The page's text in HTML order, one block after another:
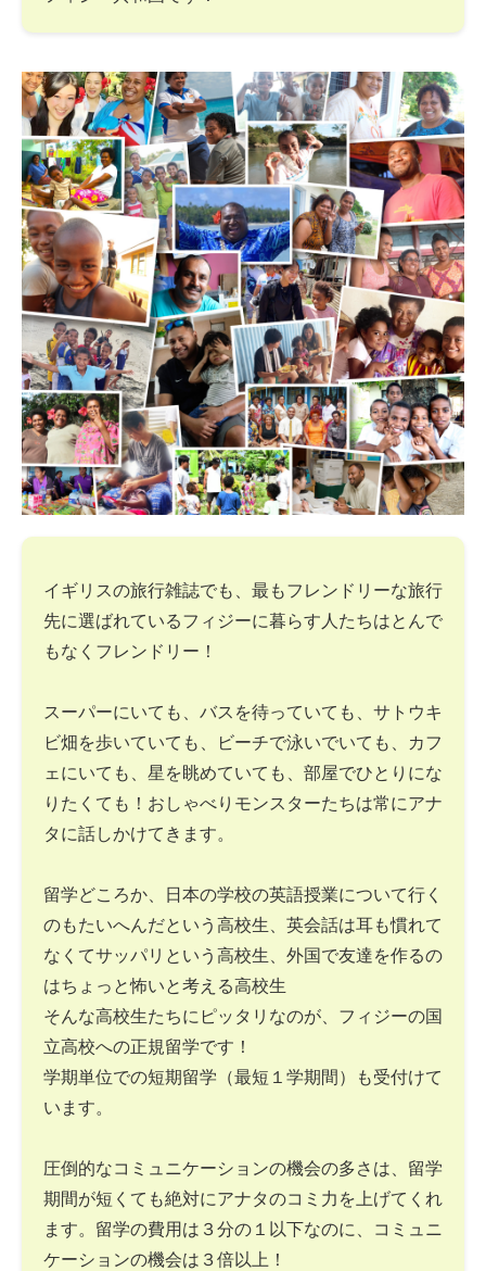
イギリスの旅行雑誌でも、最もフレンドリーな旅行
先に選ばれているフィジーに暮らす人たちはとんで
もなくフレンドリー！
スーパーにいても、バスを待っていても、サトウキ
ビ畑を歩いていても、ビーチで泳いでいても、カフ
ェにいても、星を眺めていても、部屋でひとりにな
りたくても！おしゃべりモンスターたちは常にアナ
タに話しかけてきます。
留学どころか、日本の学校の英語授業について行く
のもたいへんだという高校生、英会話は耳も慣れて
なくてサッパリという高校生、外国で友達を作るの
はちょっと怖いと考える高校生
そんな高校生たちにピッタリなのが、フィジーの国
立高校への正規留学です！
学期単位での短期留学（最短１学期間）も受付けて
います。
圧倒的なコミュニケーションの機会の多さは、留学
期間が短くても絶対にアナタのコミ力を上げてくれ
ます。留学の費用は３分の１以下なのに、コミュニ
ケーションの機会は３倍以上！